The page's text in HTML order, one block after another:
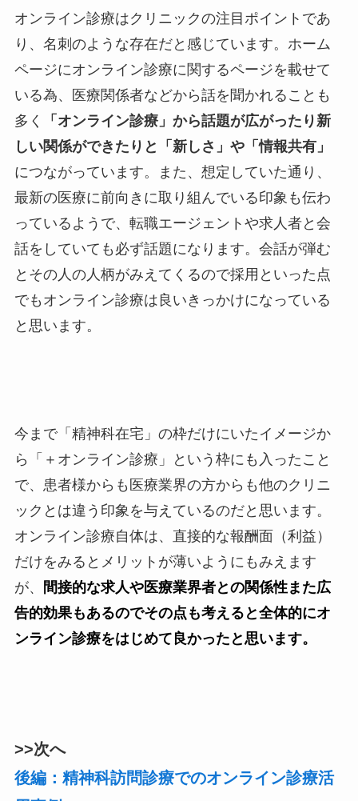
オンライン診療はクリニックの注目ポイントであ
り、名刺のような存在だと感じています。ホーム
ページにオンライン診療に関するページを載せて
いる為、医療関係者などから話を聞かれることも
多く
「オンライン診療」から話題が広がったり新
しい関係ができたりと「新しさ」や「情報共有」
につながっています。また、想定していた通り、
最新の医療に前向きに取り組んでいる印象も伝わ
っているようで、転職エージェントや求人者と会
話をしていても必ず話題になります。会話が弾む
とその人の人柄がみえてくるので採用といった点
でもオンライン診療は良いきっかけになっている
と思います。
今まで「精神科在宅」の枠だけにいたイメージか
ら「＋オンライン診療」という枠にも入ったこと
で、患者様からも医療業界の方からも他のクリニ
ックとは違う印象を与えているのだと思います。
オンライン診療自体は、直接的な報酬面（利益）
だけをみるとメリットが薄いようにもみえます
が、
間接的な求人や医療業界者との関係性また広
告的効果もあるのでその点も考えると全体的にオ
ンライン診療をはじめて良かったと思います。
>>次へ
後編：精神科訪問診療でのオンライン診療活